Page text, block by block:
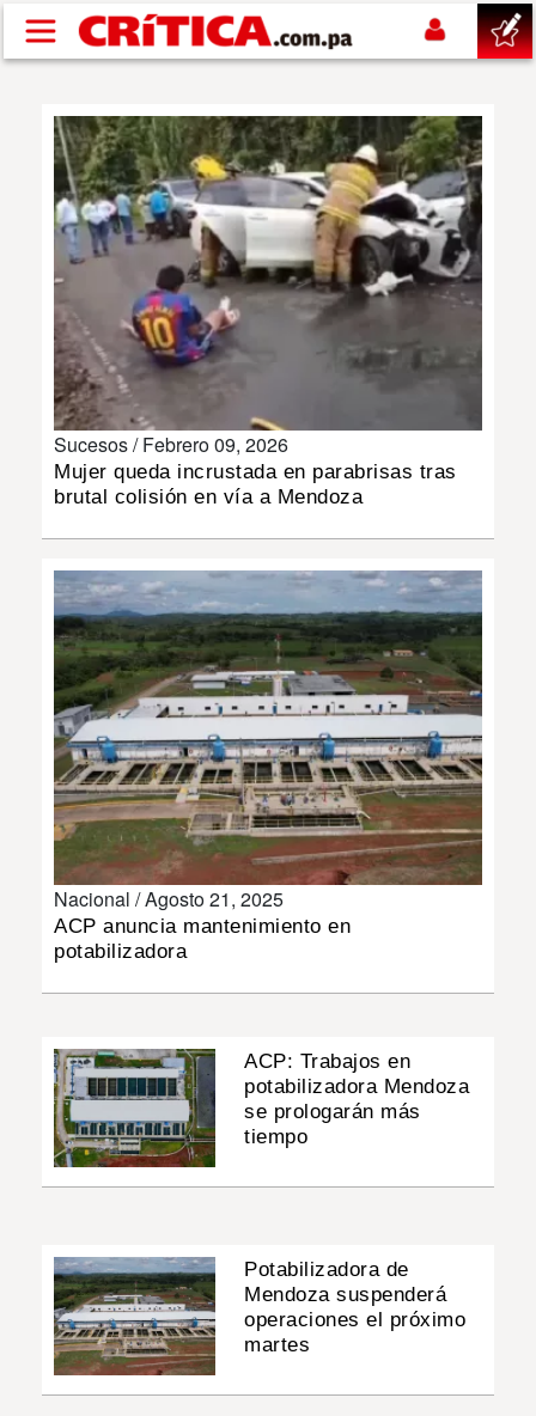
Pasar al contenido principal
SUCESOS
NACIONAL
POLÍTICA
SHOW
DEPORTES
INSÓLITAS
MULTIMEDIA
IMPRESO
Sucesos /Febrero 09, 2026
Mujer queda incrustada en parabrisas tras
brutal colisión en vía a Mendoza
Nacional /Agosto 21, 2025
ACP anuncia mantenimiento en
potabilizadora
ACP: Trabajos en
potabilizadora Mendoza
se prologarán más
tiempo
Potabilizadora de
Mendoza suspenderá
operaciones el próximo
martes